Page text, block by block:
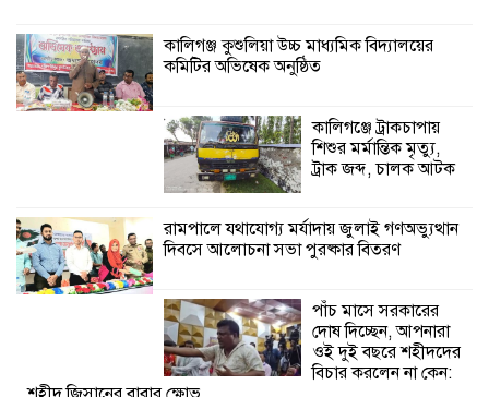
পাঁচ মাসে সরকারের দোষ দিচ্ছেন, আপনারা
কালিগঞ্জে নিখোঁজ জেলের মরদেহ অবশেষে
মিলল ইছামতী নদীতে
শ্রীউলা ইউনিয়ন
অনুষ্ঠিত
কালিগঞ্জ কুশুলিয়া উচ্চ মাধ্যমিক বিদ্যালয়ের
কমিটির অভিষেক অনুষ্ঠিত
কালিগঞ্জে ট্রাকচাপায়
শিশুর মর্মান্তিক মৃত্যু,
ট্রাক জব্দ, চালক আটক
রামপালে যথাযোগ্য মর্যাদায় জুলাই গণঅভ্যুত্থান
দিবসে আলোচনা সভা পুরষ্কার বিতরণ
পাঁচ মাসে সরকারের
দোষ দিচ্ছেন, আপনারা
ওই দুই বছরে শহীদদের
বিচার করলেন না কেন: